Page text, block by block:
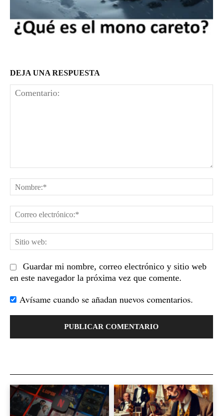
DEJA UNA RESPUESTA
Guardar mi nombre, correo electrónico y sitio web
en este navegador la próxima vez que comente.
Avísame cuando se añadan nuevos comentarios.